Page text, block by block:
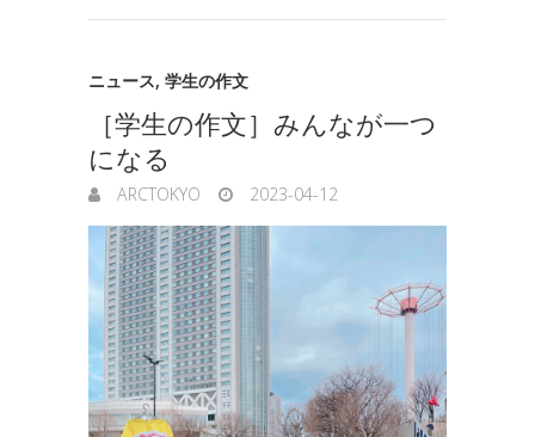
ニュース, 学生の作文
［学生の作文］みんなが一つ
になる
ARCTOKYO 2023-04-12